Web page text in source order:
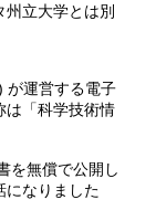
立大学とは別
が運営する電子
は「科学技術情
を無償で公開し
になりました